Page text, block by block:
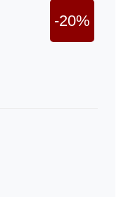
-20%